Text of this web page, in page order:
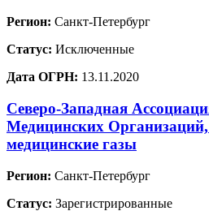
Регион: Санкт-Петербург
Статус: Исключенные
Дата ОГРН: 13.11.2020
Северо-Западная
Медицинских
медицинские газы
Регион: Санкт-Петербург
Статус: Зарегистрированные